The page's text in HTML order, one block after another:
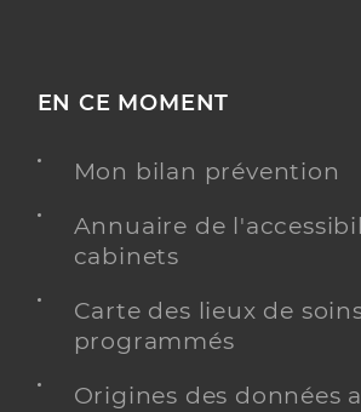
EN CE MOMENT
Mon bilan prévention
Annuaire de
cabinets
Carte des lieux de
programmés
Origines des données